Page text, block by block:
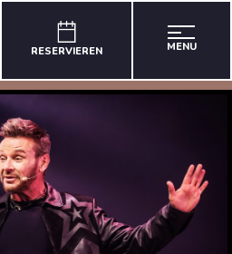
RESERVIEREN MENU